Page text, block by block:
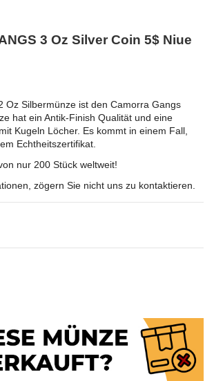
3 Oz Silver Coin 5$ Niue
Oz Silbermünze ist den Camorra Gangs
hat ein Antik-Finish Qualität und eine
Kugeln Löcher. Es kommt in einem Fall,
Echtheitszertifikat.
nur 200 Stück weltweit!
zögern Sie nicht uns zu kontaktieren.